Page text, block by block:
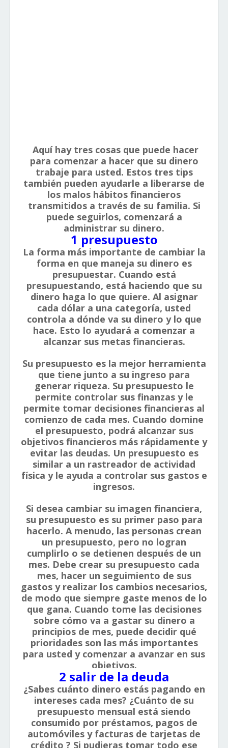
Aquí hay tres cosas que puede hacer
para comenzar a hacer que su dinero
trabaje para usted. Estos tres tips
también pueden ayudarle a liberarse de
los malos hábitos financieros
transmitidos a través de su familia. Si
puede seguirlos, comenzará a
administrar su dinero.
1 presupuesto
La forma más importante de cambiar la
forma en que maneja su dinero es
presupuestar. Cuando está
presupuestando, está haciendo que su
dinero haga lo que quiere. Al asignar
cada dólar a una categoría, usted
controla a dónde va su dinero y lo que
hace. Esto lo ayudará a comenzar a
alcanzar sus metas financieras.
Su presupuesto es la mejor herramienta
que tiene junto a su ingreso para
generar riqueza. Su presupuesto le
permite controlar sus finanzas y le
permite tomar decisiones financieras al
comienzo de cada mes. Cuando domine
el presupuesto, podrá alcanzar sus
objetivos financieros más rápidamente y
evitar las deudas. Un presupuesto es
similar a un rastreador de actividad
física y le ayuda a controlar sus gastos e
ingresos.
Si desea cambiar su imagen financiera,
su presupuesto es su primer paso para
hacerlo. A menudo, las personas crean
un presupuesto, pero no logran
cumplirlo o se detienen después de un
mes. Debe crear su presupuesto cada
mes, hacer un seguimiento de sus
gastos y realizar los cambios necesarios,
de modo que siempre gaste menos de lo
que gana. Cuando tome las decisiones
sobre cómo va a gastar su dinero a
principios de mes, puede decidir qué
prioridades son las más importantes
para usted y comenzar a avanzar en sus
objetivos.
2 salir de la deuda
¿Sabes cuánto dinero estás pagando en
intereses cada mes? ¿Cuánto de su
presupuesto mensual está siendo
consumido por préstamos, pagos de
automóviles y facturas de tarjetas de
crédito ? Si pudieras tomar todo ese